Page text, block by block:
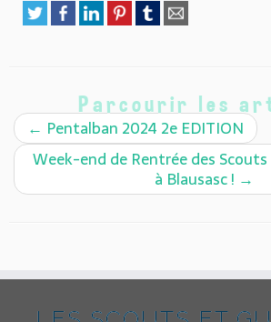
Parcourir les
← Pentalban 2024 2e EDITION
Week-end de Rentrée des
à Blausasc ! →